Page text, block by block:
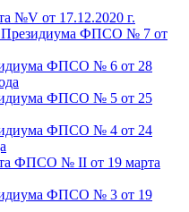
№V от 17.12.2020 г.
Президиума ФПСО № 7 от
ФПСО № 6 от 28
ФПСО № 5 от 25
ФПСО № 4 от 24
ФПСО № II от 19 марта
ФПСО № 3 от 19